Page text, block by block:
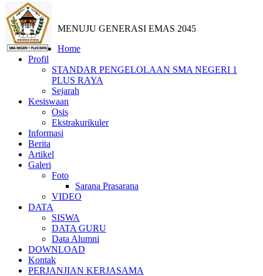
MENUJU GENERASI EMAS 2045
Home
Profil
STANDAR PENGELOLAAN SMA NEGERI 1
PLUS RAYA
Sejarah
Kesiswaan
Osis
Ekstrakurikuler
Informasi
Berita
Artikel
Galeri
Foto
Sarana Prasarana
VIDEO
DATA
SISWA
DATA GURU
Data Alumni
DOWNLOAD
Kontak
PERJANJIAN KERJASAMA